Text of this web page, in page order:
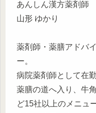
あんしん漢方薬剤師
山形 ゆかり
薬剤師・薬膳アドバ
ー。
病院薬剤師として在
薬膳の道へ入り、牛
ど15社以上のメニュ